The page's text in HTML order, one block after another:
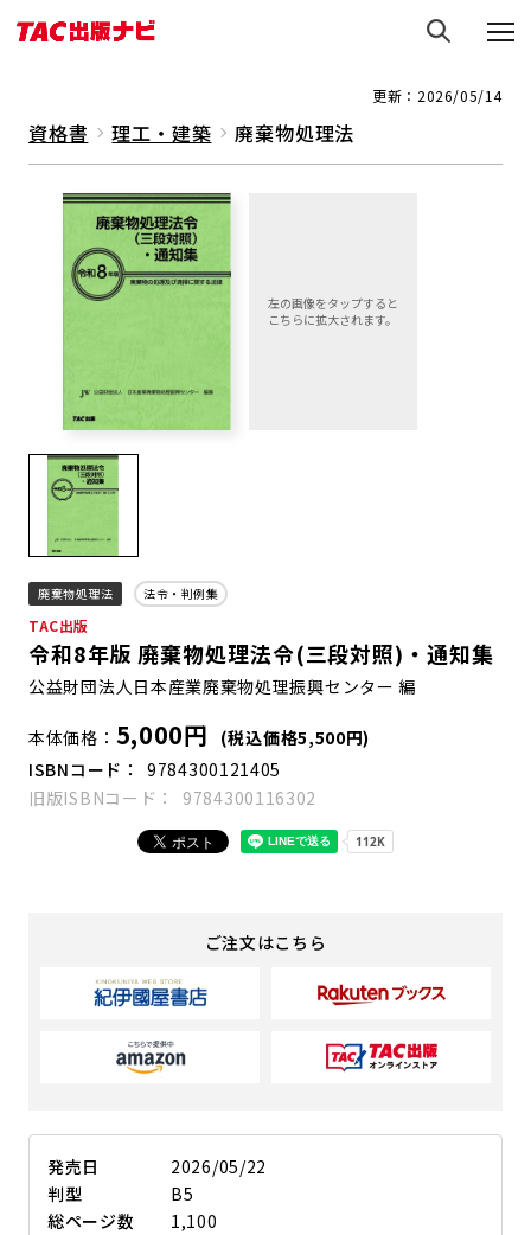
更新：2026/05/14
資格書 理工・建築 廃棄物処理法
廃棄物処理法 法令・判例集
TAC出版
令和8年版 廃棄物処理法令(三段対照)・通知集
公益財団法人日本産業廃棄物処理振興センター 編
本体価格 5,000円
(税込価格5,500円)
ISBNコード
9784300121405
旧版ISBNコード
9784300116302
ご注文はこちら
発売日
2026/05/22
判型
B5
総ページ数
1,100